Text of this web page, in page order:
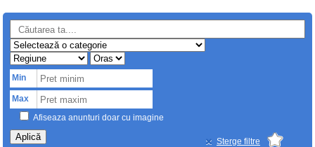
Min
Max
Afiseaza anunturi doar cu imagine
Aplică Sterge filtre